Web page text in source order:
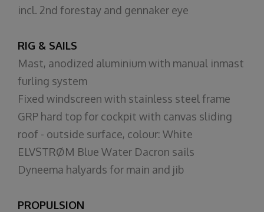
incl. 2nd forestay and gennaker eye
RIG & SAILS
Mast, anodized aluminium with manual inmast
furling system
Fixed windscreen with stainless steel frame
GRP hard top for cockpit with canvas sliding
roof - outside surface, colour: White
ELVSTRØM Blue Water Dacron sails
Dyneema halyards for main and jib
PROPULSION